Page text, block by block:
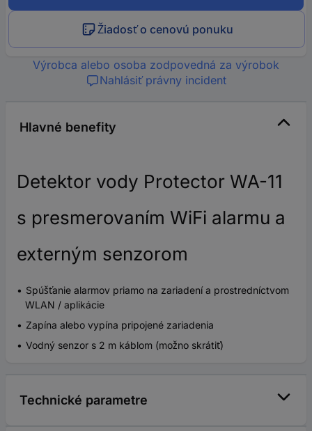
Žiadosť o cenovú ponuku
Výrobca alebo osoba zodpovedná za výrobok
Nahlásiť právny incident
Hlavné benefity
Detektor vody Protector WA-11
s presmerovaním WiFi alarmu a
externým senzorom
Spúšťanie alarmov priamo na zariadení a prostredníctvom
WLAN / aplikácie
Zapína alebo vypína pripojené zariadenia
Vodný senzor s 2 m káblom (možno skrátiť)
Technické parametre